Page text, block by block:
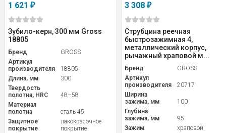
1 621 ₽
Зубило-керн, 300 мм Gross
18805
Бренд
GROSS
Артикул
производителя
18805
Длина, мм
300
Твердость
полотна, HRC
48–58
Материал
полотна
сталь 45
Защитное
покрытие
лакокрасочное
покрытие
3 308 ₽
Струбцина реечная
быстрозажимная 4,
металлический корпус,
рычажный храповой м...
Бренд
GROSS
Артикул
производителя
20717
Ширина
зажима, мм
100
Глубина
зажима, мм
95
Зажим
храповой